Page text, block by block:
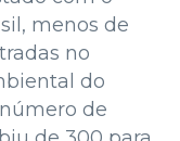
menos de
no
do
de